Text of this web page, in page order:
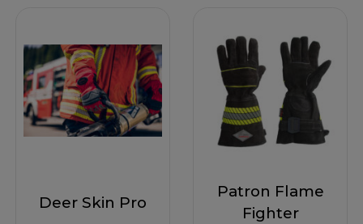
Deer Skin Pro
Patron Flame
Fighter